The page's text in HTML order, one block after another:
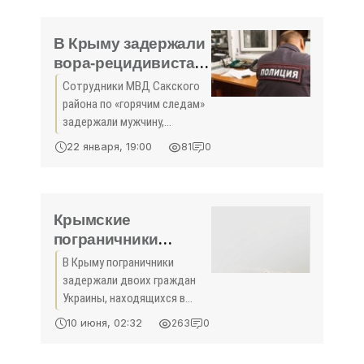
ко Дню строителя.
В Крыму задержали
вора-рецидивиста -
Проиcшествия - -
«Новости Крыма»
Сотрудники МВД Сакского
района по «горячим следам»
задержали мужчину,
укравшего телевизор у
своего односельчанина во
этом сообщает пресс-
служба
22 января, 19:00 81 0
Крымские
пограничники
задержали двоих
граждан Украины,
находящихся в
розыске - «Новости
В Крыму пограничники
задержали двоих граждан
Украины, находящихся в
международном и
федеральном розыске. В
10 июня, 02:32 263 0